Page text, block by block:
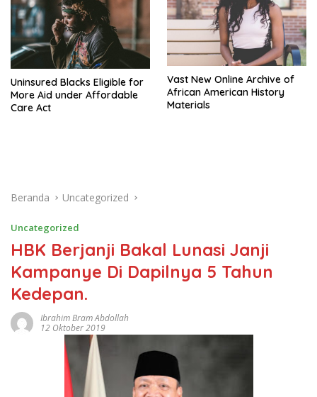
Uninsured Blacks Eligible for
More Aid under Affordable
Care Act
Vast New Online Archive of
African American History
Materials
Beranda Uncategorized
Uncategorized
HBK Berjanji Bakal Lunasi Janji
Kampanye Di Dapilnya 5 Tahun
Kedepan.
Ibrahim Bram Abdollah
12 Oktober 2019